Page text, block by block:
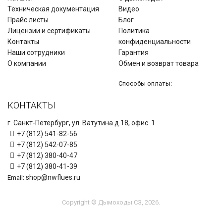
Техническая документация
Прайс листы
Лицензии и сертификаты
Контакты
Наши сотрудники
О компании
Видео
Блог
Политика
конфиденциальности
Гарантия
Обмен и возврат товара
Способы оплаты:
КОНТАКТЫ
г. Санкт-Петербург, ул. Ватутина д.18, офис. 1
+7 (812) 541-82-56
+7 (812) 542-07-85
+7 (812) 380-40-47
+7 (812) 380-41-39
Email: shop@nwflues.ru
Copyright © Дымоходы СЗ, 2026.